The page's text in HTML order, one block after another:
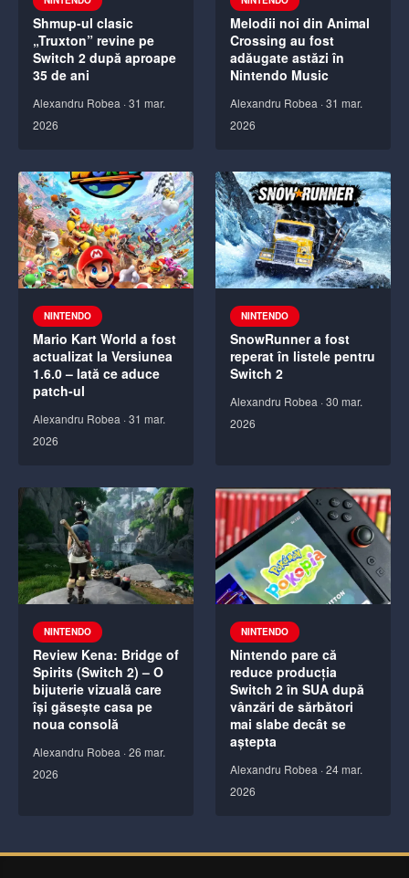
Shmup-ul clasic
„Truxton” revine pe
Switch 2 după aproape
35 de ani
Alexandru Robea ·31 mar.
2026
Melodii noi din Animal
Crossing au fost
adăugate astăzi în
Nintendo Music
Alexandru Robea ·31 mar.
2026
NINTENDO
Mario Kart World a fost
actualizat la Versiunea
1.6.0 – Iată ce aduce
patch-ul
Alexandru Robea ·31 mar.
2026
NINTENDO
SnowRunner a fost
reperat în listele pentru
Switch 2
Alexandru Robea ·30 mar.
2026
NINTENDO
Review Kena: Bridge of
Spirits (Switch 2) – O
bijuterie vizuală care
își găsește casa pe
noua consolă
Alexandru Robea ·26 mar.
2026
NINTENDO
Nintendo pare că
reduce producția
Switch 2 în SUA după
vânzări de sărbători
mai slabe decât se
aștepta
Alexandru Robea ·24 mar.
2026